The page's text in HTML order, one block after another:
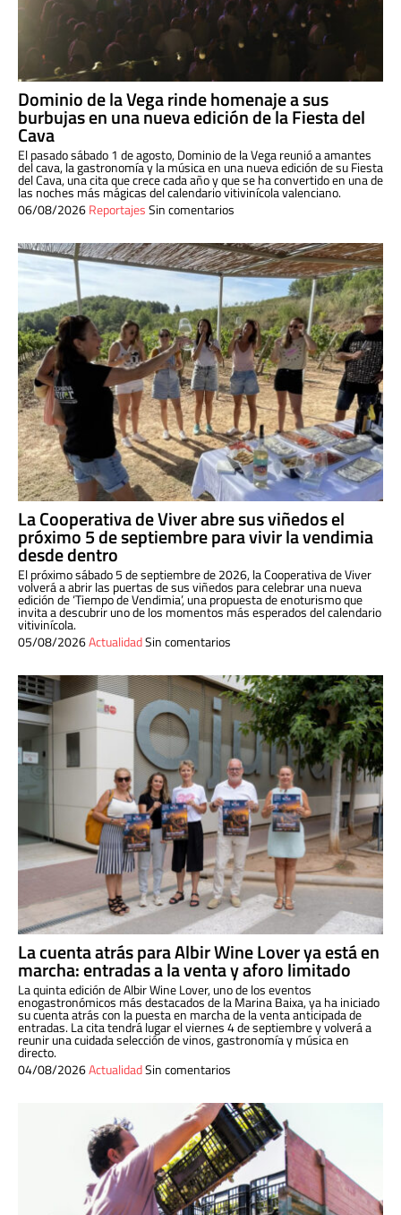
Dominio de la Vega rinde homenaje a sus
burbujas en una nueva edición de la Fiesta del
Cava
El pasado sábado 1 de agosto, Dominio de la Vega reunió a amantes
del cava, la gastronomía y la música en una nueva edición de su Fiesta
del Cava, una cita que crece cada año y que se ha convertido en una de
las noches más mágicas del calendario vitivinícola valenciano.
06/08/2026ReportajesSin comentarios
La Cooperativa de Viver abre sus viñedos el
próximo 5 de septiembre para vivir la vendimia
desde dentro
El próximo sábado 5 de septiembre de 2026, la Cooperativa de Viver
volverá a abrir las puertas de sus viñedos para celebrar una nueva
edición de ‘Tiempo de Vendimia’, una propuesta de enoturismo que
invita a descubrir uno de los momentos más esperados del calendario
vitivinícola.
05/08/2026ActualidadSin comentarios
La cuenta atrás para Albir Wine Lover ya está en
marcha: entradas a la venta y aforo limitado
La quinta edición de Albir Wine Lover, uno de los eventos
enogastronómicos más destacados de la Marina Baixa, ya ha iniciado
su cuenta atrás con la puesta en marcha de la venta anticipada de
entradas. La cita tendrá lugar el viernes 4 de septiembre y volverá a
reunir una cuidada selección de vinos, gastronomía y música en
directo.
04/08/2026ActualidadSin comentarios